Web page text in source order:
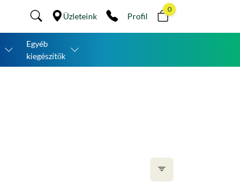
Üzleteink Profil
0
Egyéb
kiegészítők